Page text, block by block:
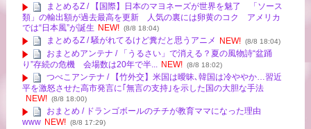
まとめるZ / 【国際】日本のマヨネーズが世界を魅了 「ソース
類」の輸出額が過去最高を更新 人気の裏には卵黄のコク アメリカ
では“日本風”が誕生 NEW! (8/8 18:04)
まとめるZ / 騒がれてるけど糞だと思うアニメ NEW! (8/8 18:04)
おまとめアンテナ / 「うるさい」で消える？夏の風物詩“盆踊
り”存続の危機 会場数は20年で半... NEW! (8/8 18:02)
つべこアンテナ / 【竹外交】米国は曖昧､韓国は冷ややか…習近
平を激怒させた高市発言に｢無言の支持｣を示した国の大胆な手法
NEW! (8/8 18:00)
おまとめ / ドランゴボールのチチが教育ママになった理由
www NEW! (8/8 17:29)